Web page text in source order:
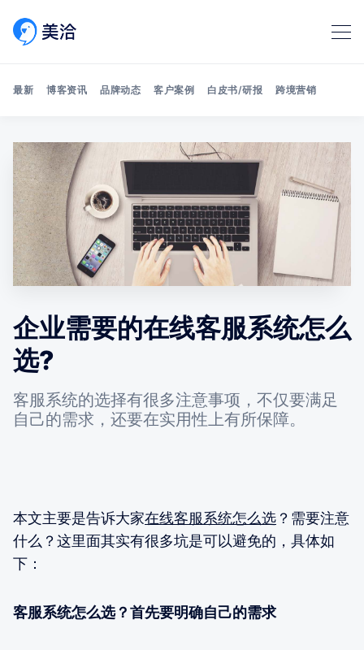
Search 美洽博客
最新 博客资讯 品牌动态 客户案例 白皮书/研报 跨境营销
企业需要的在线客服系统怎么
选?
客服系统的选择有很多注意事项，不仅要满足
自己的需求，还要在实用性上有所保障。
本文主要是告诉大家在线客服系统怎么选 ？需要注意
什么？这里面其实有很多坑是可以避免的，具体如
下：
客服系统怎么选？首先要明确自己的需求